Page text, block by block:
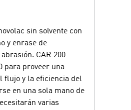
sin solvente con
y enrase de
CAR 200
para proveer una
flujo y la eficiencia del
en una sola mano de
varias